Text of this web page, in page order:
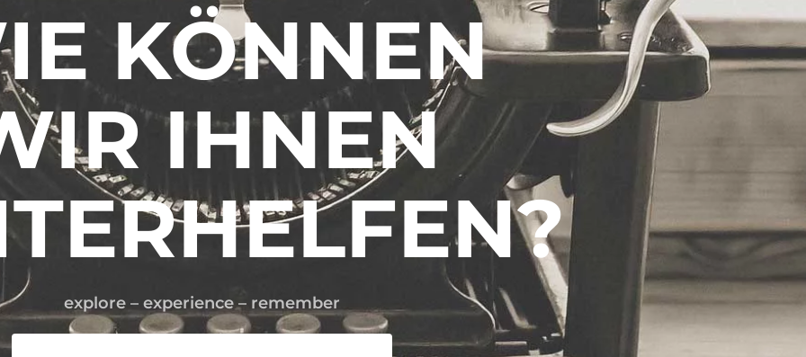
KÖNNEN
IHNEN
explore – experience – remember